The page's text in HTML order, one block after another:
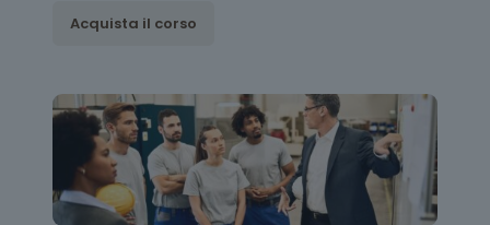
Acquista il corso